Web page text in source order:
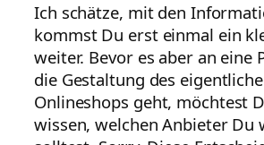
Ich schätze, mit den
kommst Du erst einmal ein
weiter. Bevor es aber an eine
die Gestaltung des
Onlineshops geht, möchtest
wissen, welchen Anbieter Du